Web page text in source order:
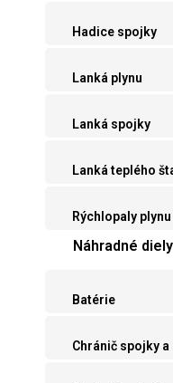
Hadice spojky
Lanká plynu
Lanká spojky
Lanká teplého
Rýchlopaly plynu
Náhradné
Batérie
Chránič spojky